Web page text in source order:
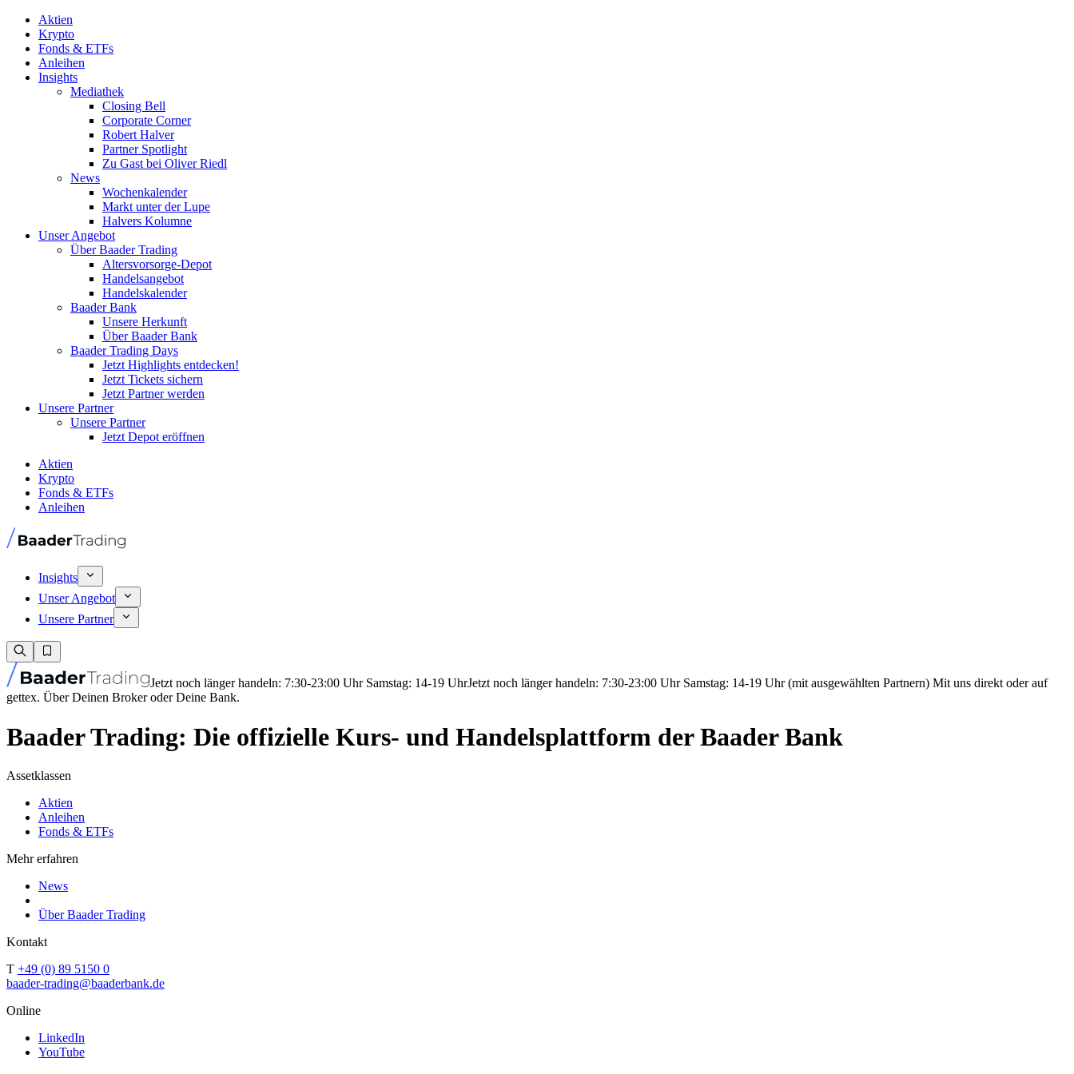
Aktien
Krypto
Fonds & ETFs
Anleihen
Insights
Mediathek
Closing Bell
Corporate Corner
Robert Halver
Partner Spotlight
Zu Gast bei Oliver Riedl
News
Wochenkalender
Markt unter der Lupe
Halvers Kolumne
Unser Angebot
Über Baader Trading
Altersvorsorge-Depot
Handelsangebot
Handelskalender
Baader Bank
Unsere Herkunft
Über Baader Bank
Baader Trading Days
Jetzt Highlights entdecken!
Jetzt Tickets sichern
Jetzt Partner werden
Unsere Partner
Unsere Partner
Jetzt Depot eröffnen
Aktien
Krypto
Fonds & ETFs
Anleihen
Insights
Unser Angebot
Unsere Partner
Jetzt noch länger handeln: 7:30-23:00 Uhr Samstag: 14-19 UhrJetzt noch länger handeln: 7:30-23:00 Uhr Samstag: 14-19 Uhr (mit ausgewählten Partnern) Mit uns direkt oder auf
gettex. Über Deinen Broker oder Deine Bank.
Baader Trading: Die offizielle Kurs- und Handelsplattform der Baader Bank
Assetklassen
Aktien
Anleihen
Fonds & ETFs
Mehr erfahren
News
Über Baader Trading
Kontakt
T +49 (0) 89 5150 0
baader-trading@baaderbank.de
Online
LinkedIn
YouTube